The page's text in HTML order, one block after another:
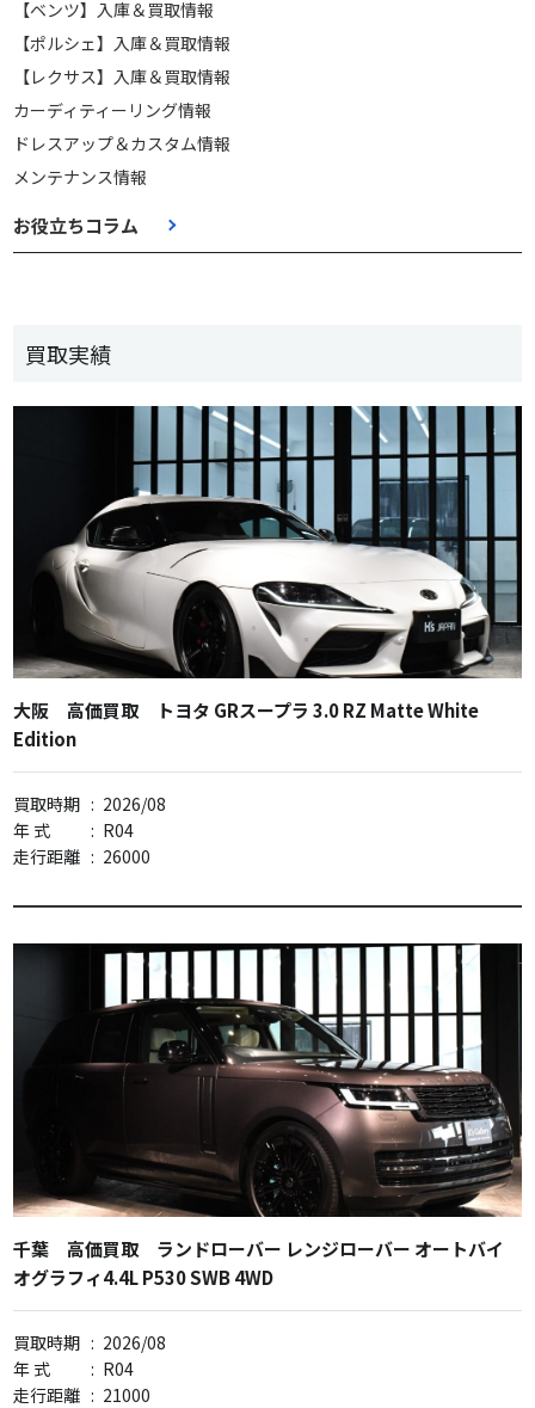
【ベンツ】入庫＆買取情報
【ポルシェ】入庫＆買取情報
【レクサス】入庫＆買取情報
カーディティーリング情報
ドレスアップ＆カスタム情報
メンテナンス情報
お役立ちコラム
買取実績
大阪 高価買取 トヨタ GRスープラ 3.0 RZ Matte White
Edition
買取時期 : 2026/08
年 式
: R04
走行距離 : 26000
千葉 高価買取 ランドローバー レンジローバー オートバイ
オグラフィ4.4L P530 SWB 4WD
買取時期 : 2026/08
年 式
: R04
走行距離 : 21000